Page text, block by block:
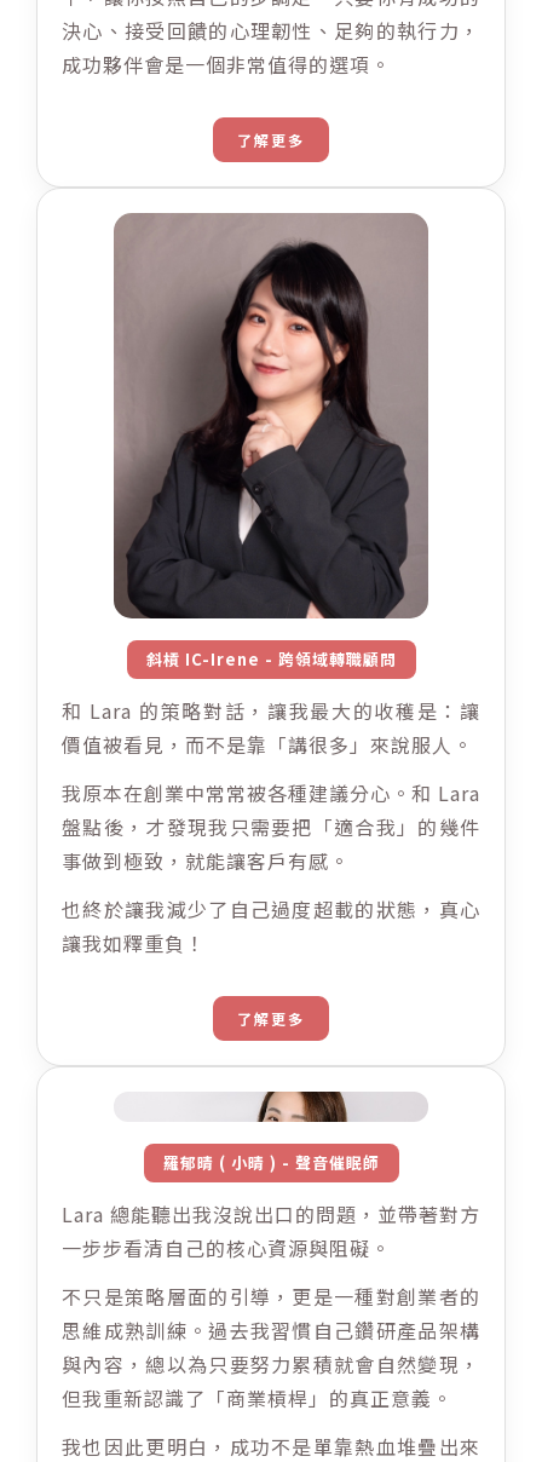
決心、接受回饋的心理韌性、足夠的執行力，
成功夥伴會是一個非常值得的選項。
了解更多
斜槓 IC-Irene - 跨領域轉職顧問
和 Lara 的策略對話，讓我最大的收穫是：讓
價值被看見，而不是靠「講很多」來說服人。
我原本在創業中常常被各種建議分心。和 Lara
盤點後，才發現我只需要把「適合我」的幾件
事做到極致，就能讓客戶有感。
也終於讓我減少了自己過度超載的狀態，真心
讓我如釋重負！
了解更多
羅郁晴 ( 小晴 ) - 聲音催眠師
Lara 總能聽出我沒說出口的問題，並帶著對方
一步步看清自己的核心資源與阻礙。
不只是策略層面的引導，更是一種對創業者的
思維成熟訓練。過去我習慣自己鑽研產品架構
與內容，總以為只要努力累積就會自然變現，
但我重新認識了「商業槓桿」的真正意義。
我也因此更明白，成功不是單靠熱血堆疊出來